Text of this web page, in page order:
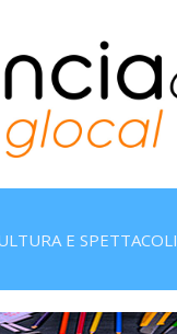
E SPETTACOLI